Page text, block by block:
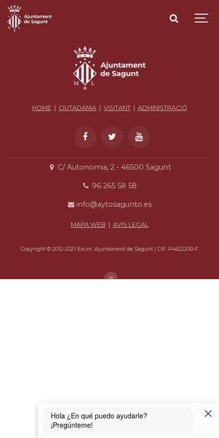
HOME CIUTADANIA| VISITANT| ADMINISTRACIÓ
C/ Autonomia, 2 - 46500 Sagunt
96 265 58 58
info@aytosagunto.es
MAPA WEB | AVIS LEGAL
Copyright © 2012-2021 Excm. Ajuntament de Sagunt | CIF: P4622200-F